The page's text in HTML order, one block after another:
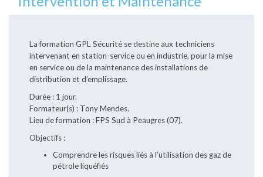
La formation GPL Sécurité se destine aux techniciens
intervenant en station-service ou en industrie, pour la mise
en service ou de la maintenance des installations de
distribution et d’emplissage.
Durée : 1 jour.
Formateur(s) : Tony Mendes.
Lieu de formation : FPS Sud à Peaugres (07).
Objectifs :
Comprendre les risques liés à l’utilisation des gaz de
pétrole liquéfiés